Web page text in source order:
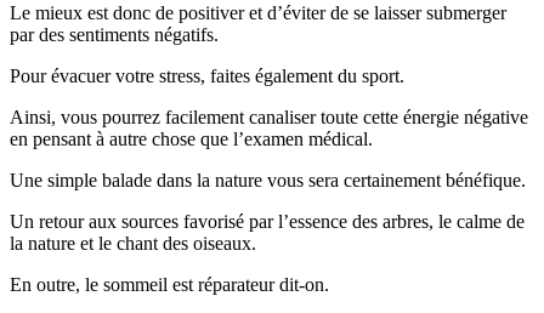
Le mieux est donc de positiver et d’éviter de se laisser submerger
par des sentiments négatifs.
Pour évacuer votre stress, faites également du sport.
Ainsi, vous pourrez facilement canaliser toute cette énergie négative
en pensant à autre chose que l’examen médical.
Une simple balade dans la nature vous sera certainement bénéfique.
Un retour aux sources favorisé par l’essence des arbres, le calme de
la nature et le chant des oiseaux.
En outre, le sommeil est réparateur dit-on.